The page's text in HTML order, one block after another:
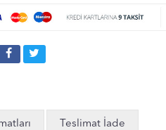
Teslimat İade